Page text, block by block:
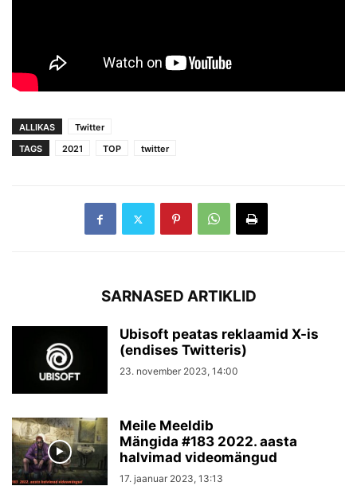
ALLIKAS
Twitter
TAGS
2021 TOP twitter
SARNASED ARTIKLID
Ubisoft peatas reklaamid X-is
(endises Twitteris)
23. november 2023, 14:00
Meile Meeldib
Mängida #183 2022. aasta
halvimad videomängud
17. jaanuar 2023, 13:13